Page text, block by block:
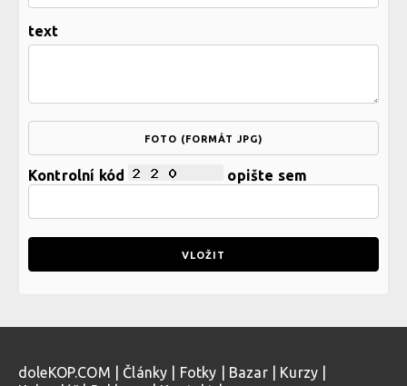
text
FOTO (FORMÁT JPG)
Kontrolní kód opište sem
doleKOP.COM Články Fotky Bazar| Kurzy